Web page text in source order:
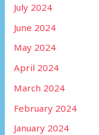
July 2024
June 2024
May 2024
April 2024
March 2024
February 2024
January 2024